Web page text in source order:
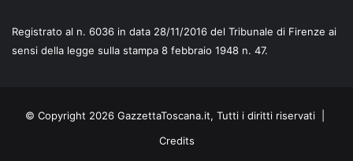
Registrato al n. 6036 in data 28/11/2016 del Tribunale di Firenze ai
sensi della legge sulla stampa 8 febbraio 1948 n. 47.
© Copyright 2026 GazzettaToscana.it, Tutti i diritti riservati |
Credits